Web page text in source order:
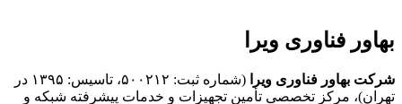
بهاور فناوری ویرا
شرکت بهاور فناوری ویرا
(شماره ثبت: ۵۰۰۲۱۲، تاسیس: ۱۳۹۵ در
تهران)، مرکز تخصصی تأمین تجهیزات و خدمات پیشرفته شبکه و